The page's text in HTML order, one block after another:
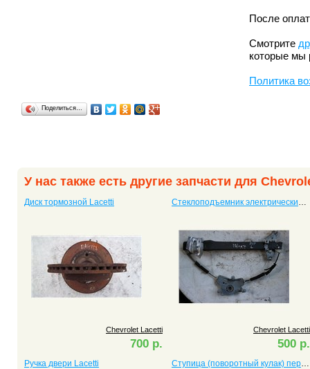
После
Смотрите
которые мы
Политика
Поделиться…
У нас также есть другие запчасти для
Диск тормозной Lacetti
Chevrolet Lacetti
700 р.
Стеклоподъемник электрический передний левый Lacetti
Chevrolet Lacetti
500 р.
Ручка двери Lacetti Ступица (поворотный кулак) передняя правая Lacetti